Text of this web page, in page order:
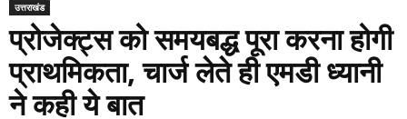
उत्तराखंड
प्रोजेक्ट्स को समयबद्ध पूरा करना होगी
प्राथमिकता, चार्ज लेते ही एमडी ध्यानी
ने कही ये बात